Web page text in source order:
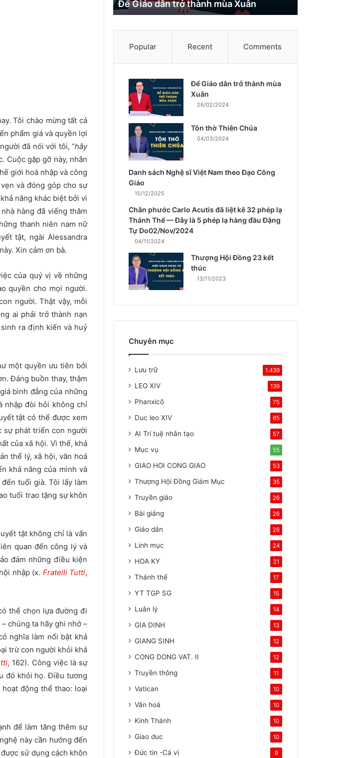
Tôi chào mừng tất cả
phẩm giá và quyền lợi
đã nói với tôi, “hãy
Cuộc gặp gỡ này, nhân
giới hoà nhập và công
và đóng góp cho sự
năng khác biệt bởi vì
hàng đã viếng thăm
thanh niên nam nữ
tật, ngài Alessandra
Xin cảm ơn bà.
của quý vị về những
quyền cho mọi người.
người. Thật vậy, mỗi
ai phải trở thành nạn
ra định kiến và huỷ
một quyền ưu tiên bởi
Đáng buồn thay, thậm
bình đẳng của những
nhập đòi hỏi không chỉ
tật có thể được xem
sự phát triển con người
của xã hội. Vì thế, khả
thể lý, xã hội, văn hoá
khả năng của mình và
tuổi già. Tôi lấy làm
tuổi trao tặng sự khôn
tật không chỉ là vấn
quan đến công lý và
đảm những điều kiện
nhập (x. Fratelli Tutti,
thể chọn lựa đường đi
chúng ta hãy ghi nhớ –
nghĩa làm nổi bật khả
trừ con người khỏi khả
, 162). Công việc là sự
đó khỏi họ. Điều tương
động thể thao: loại
để làm tăng thêm sự
này cần hướng đến
sử dụng cách khôn
t
r
Để Giáo dân trở thành mùa Xuân
Popular Recent Comments
Để Giáo dân trở thành mùa
Xuân
26/02/2024
Tôn thờ Thiên Chúa
04/03/2024
Danh sách Nghệ sĩ Việt Nam theo Đạo Công
Giáo
15/12/2025
Chân phước Carlo Acutis đã liệt kê 32 phép lạ
Thánh Thể — Đây là 5 phép lạ hàng đầu Đặng
Tự Do02/Nov/2024
04/11/2024
Thượng Hội Đồng 23 kết
thúc
13/11/2023
Chuyên mục
Lưu trữ 1.439
LEO XIV 139
Phanxicô 75
Duc leo XIV 65
AI Trí tuệ nhân tạo 57
Mục vụ 55
GIAO HOI CONG GIAO 53
Thượng Hội Đồng Giám Mục 35
Truyền giáo 26
Bài giảng 26
Giáo dân 26
Linh mục 24
HOA KY 21
Thánh thể 17
YT TGP SG 15
Luân lý 14
GIA DINH 13
GIANG SINH 12
CONG DONG VAT. II 12
Truyền thông 11
Vatican 10
Văn hoá 10
Kinh Thánh 10
Gíao duc 10
Đức tin -Cá vị 9